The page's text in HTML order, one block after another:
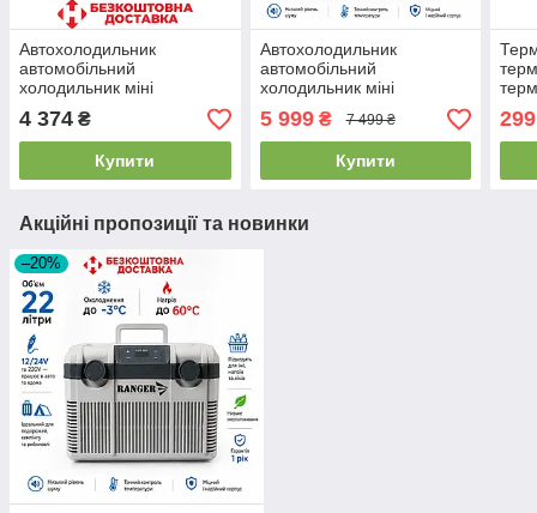
Автохолодильник
автомобільний
холодильник міні
холодильник переносний
холодильник Ranger Cool
30L 12V/220V
4 374 ₴
Купити
Автохолодильник
автомобільний
холодильник міні
холодильник переносний
холодильник Ranger
Iceberg 22L 12V/24V/220V
5 999₴ 7 499 ₴
Купити
299
Акційні пропозиції та новинки
–20%